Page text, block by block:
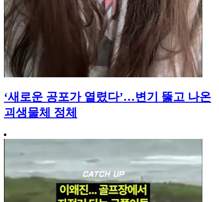
‘새로운 공포가 열렸다’…변기 뚫고 나온
괴생물체 정체